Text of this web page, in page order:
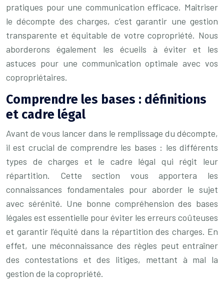
pratiques pour une communication efficace. Maîtriser
le décompte des charges, c’est garantir une gestion
transparente et équitable de votre copropriété. Nous
aborderons également les écueils à éviter et les
astuces pour une communication optimale avec vos
copropriétaires.
Comprendre les bases : définitions
et cadre légal
Avant de vous lancer dans le remplissage du décompte,
il est crucial de comprendre les bases : les différents
types de charges et le cadre légal qui régit leur
répartition. Cette section vous apportera les
connaissances fondamentales pour aborder le sujet
avec sérénité. Une bonne compréhension des bases
légales est essentielle pour éviter les erreurs coûteuses
et garantir l’équité dans la répartition des charges. En
effet, une méconnaissance des règles peut entraîner
des contestations et des litiges, mettant à mal la
gestion de la copropriété.